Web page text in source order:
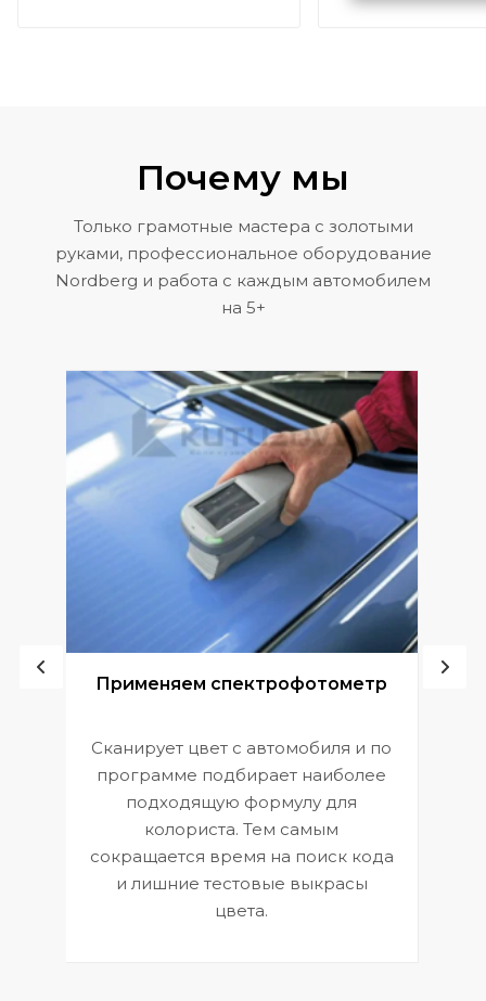
Volkswagen
Почему мы
Только грамотные мастера с золотыми
руками, профессиональное оборудование
Nordberg и работа с каждым автомобилем
на 5+
Применяем спектрофотометр
Сканирует цвет с автомобиля и по
программе подбирает наиболее
подходящую формулу для
колориста. Тем самым
сокращается время на поиск кода
и лишние тестовые выкрасы
цвета.